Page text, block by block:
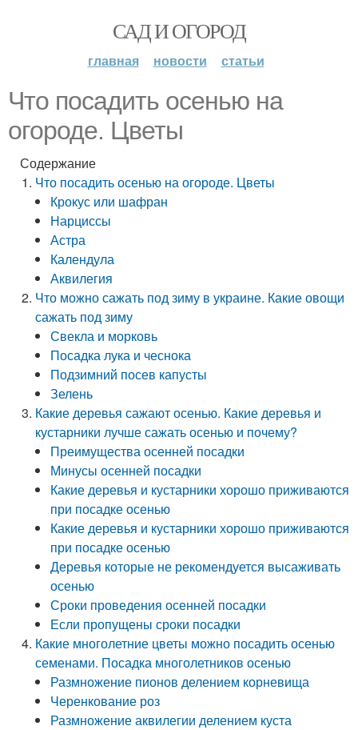
САД И ОГОРОД
главная новости статьи
Что посадить осенью на
огороде. Цветы
Содержание
Что посадить осенью на огороде. Цветы
Крокус или шафран
Нарциссы
Астра
Календула
Аквилегия
Что можно сажать под зиму в украине. Какие овощи
сажать под зиму
Свекла и морковь
Посадка лука и чеснока
Подзимний посев капусты
Зелень
Какие деревья сажают осенью. Какие деревья и
кустарники лучше сажать осенью и почему?
Преимущества осенней посадки
Минусы осенней посадки
Какие деревья и кустарники хорошо приживаются
при посадке осенью
Какие деревья и кустарники хорошо приживаются
при посадке осенью
Деревья которые не рекомендуется высаживать
осенью
Сроки проведения осенней посадки
Если пропущены сроки посадки
Какие многолетние цветы можно посадить осенью
семенами. Посадка многолетников осенью
Размножение пионов делением корневища
Черенкование роз
Размножение аквилегии делением куста